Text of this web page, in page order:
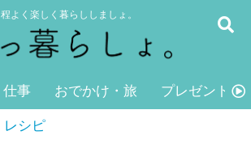
程よく楽しく暮らししましょ。
事 おでかけ・旅 プレゼント・
レシピ